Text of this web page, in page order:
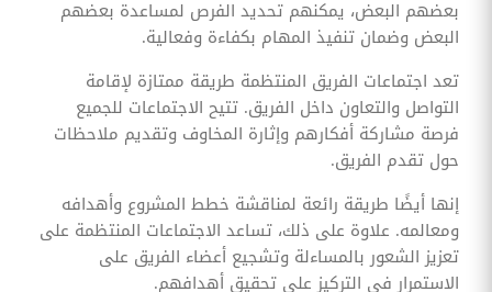
بعضهم البعض، يمكنهم تحديد الفرص لمساعدة بعضهم
البعض وضمان تنفيذ المهام بكفاءة وفعالية.
تعد اجتماعات الفريق المنتظمة طريقة ممتازة لإقامة
التواصل والتعاون داخل الفريق. تتيح الاجتماعات للجميع
فرصة مشاركة أفكارهم وإثارة المخاوف وتقديم ملاحظات
حول تقدم الفريق.
إنها أيضًا طريقة رائعة لمناقشة خطط المشروع وأهدافه
ومعالمه. علاوة على ذلك، تساعد الاجتماعات المنتظمة على
تعزيز الشعور بالمساءلة وتشجيع أعضاء الفريق على
الاستمرار في التركيز على تحقيق أهدافهم.